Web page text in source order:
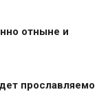
отныне и
прославляемо